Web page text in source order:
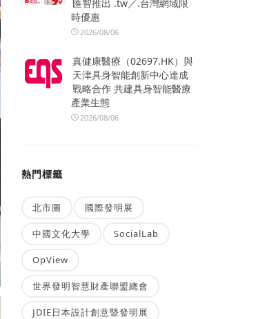
匯智推出 .tw／.台灣網域限
時優惠
2026/08/06
真健康醫療（02697.HK）與
天津具身智能創新中心達成
戰略合作 共建具身智能醫療
產業生態
2026/08/06
熱門標籤
北市圖 國際發明展
中國文化大學 SocialLab
OpView
世界發明智慧財產聯盟總會
JDIE日本設計創意暨發明展